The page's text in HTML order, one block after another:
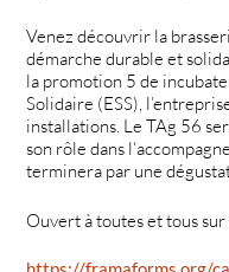
Venez découvrir la
démarche durable et
la promotion 5 de
Solidaire (ESS),
installations. Le TAg 56
son rôle dans
terminera par une
Ouvert à toutes et tous